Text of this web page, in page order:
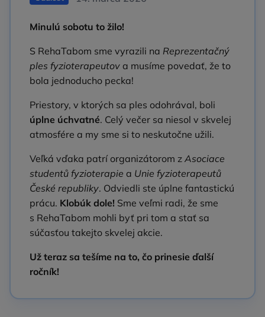
Minulú sobotu to žilo!
S RehaTabom sme vyrazili na Reprezentačný
ples fyzioterapeutov a musíme povedať, že to
bola jednoducho pecka!
Priestory, v ktorých sa ples odohrával, boli
úplne úchvatné. Celý večer sa niesol v skvelej
atmosfére a my sme si to neskutočne užili.
Veľká vďaka patrí organizátorom z Asociace
studentů fyzioterapie a Unie fyzioterapeutů
České republiky. Odviedli ste úplne fantastickú
prácu. Klobúk dole! Sme veľmi radi, že sme
s RehaTabom mohli byť pri tom a stať sa
súčasťou takejto skvelej akcie.
Už teraz sa tešíme na to, čo prinesie ďalší
ročník!